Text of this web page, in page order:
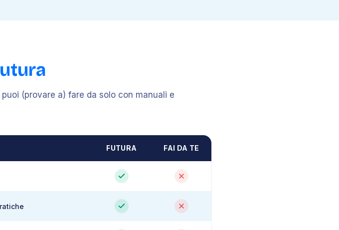
(provare a) fare da solo con manuali e
FUTURA FAI DA TE